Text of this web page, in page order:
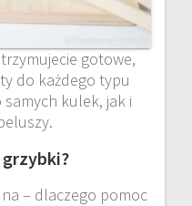
gotowe,
do każdego typu
kulek, jak i
– dlaczego pomoc